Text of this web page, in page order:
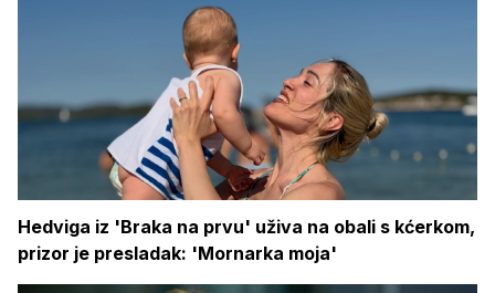
Hedviga iz 'Braka na prvu' uživa na obali s kćerkom,
prizor je presladak: 'Mornarka moja'